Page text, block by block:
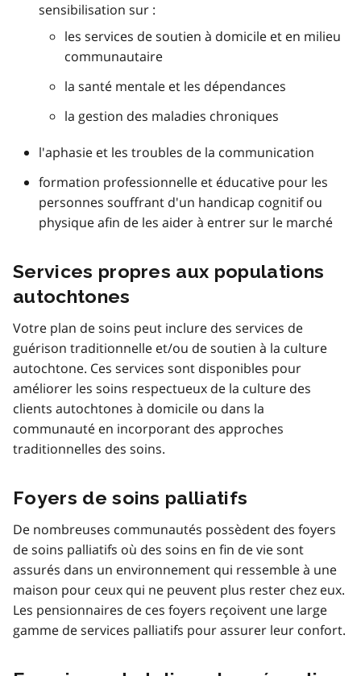
sensibilisation sur :
les services de soutien à domicile et en milieu
communautaire
la santé mentale et les dépendances
la gestion des maladies chroniques
l'aphasie et les troubles de la communication
formation professionnelle et éducative pour les
personnes souffrant d'un handicap cognitif ou
physique afin de les aider à entrer sur le marché
Services propres aux populations
autochtones
Votre plan de soins peut inclure des services de
guérison traditionnelle et/ou de soutien à la culture
autochtone. Ces services sont disponibles pour
améliorer les soins respectueux de la culture des
clients autochtones à domicile ou dans la
communauté en incorporant des approches
traditionnelles des soins.
Foyers de soins palliatifs
De nombreuses communautés possèdent des foyers
de soins palliatifs où des soins en fin de vie sont
assurés dans un environnement qui ressemble à une
maison pour ceux qui ne peuvent plus rester chez eux.
Les pensionnaires de ces foyers reçoivent une large
gamme de services palliatifs pour assurer leur confort.